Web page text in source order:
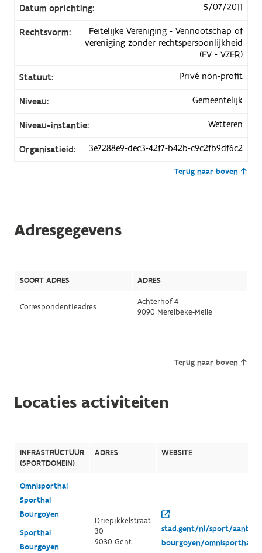
Datum oprichting: 5/07/2011
Rechtsvorm:
Feitelijke Vereniging - Vennootschap of
vereniging zonder rechtspersoonlijkheid
(FV - VZER)
Statuut:
Privé non-profit
Niveau: Gemeentelijk
Niveau-instantie: Wetteren
Organisatieid: 3e7288e9-dec3-42f7-b42b-c9c2fb9df6c2
Terug naar boven
Adresgegevens
SOORT ADRES ADRES
Correspondentieadres
Achterhof 4
9090 Merelbeke-Melle
Terug naar boven
Locaties activiteiten
INFRASTRUCTUUR
(SPORTDOMEIN)
ADRES WEBSITE
Omnisporthal
Sporthal
Bourgoyen
Sporthal
Bourgoyen
Driepikkelstraat
30
9030 Gent
stad.gent/nl/sport/
bourgoyen/omnisporthal